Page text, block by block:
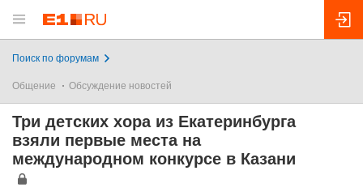
Поиск по форумам
Общение Обсуждение новостей
Три детских хора из Екатеринбурга
взяли первые места на
международном конкурсе в Казани